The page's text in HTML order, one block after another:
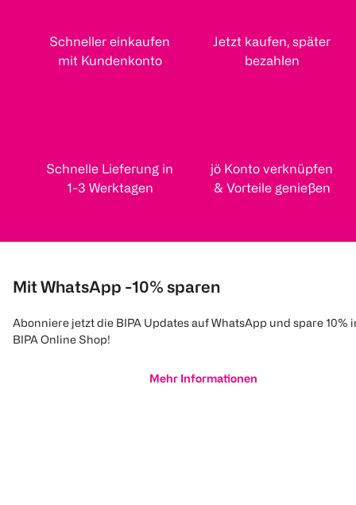
Schneller einkaufen
mit Kundenkonto
Jetzt kaufen, später
bezahlen
Schnelle Lieferung in
1-3 Werktagen
jö Konto verknüpfen
& Vorteile genießen
Mit WhatsApp -10% sparen
Abonniere jetzt die BIPA Updates auf WhatsApp und spare 10%
BIPA Online Shop!
Mehr Informationen